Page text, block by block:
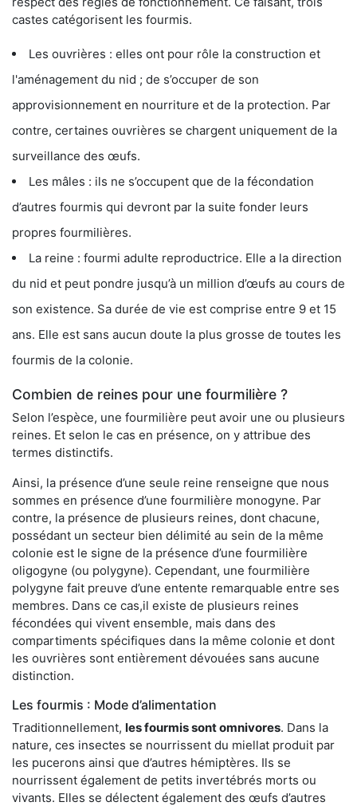
castes catégorisent les fourmis.
Les ouvrières : elles ont pour rôle la construction et
l'aménagement du nid ; de s’occuper de son
approvisionnement en nourriture et de la protection. Par
contre, certaines ouvrières se chargent uniquement de la
surveillance des œufs.
Les mâles : ils ne s’occupent que de la fécondation
d’autres fourmis qui devront par la suite fonder leurs
propres fourmilières.
La reine : fourmi adulte reproductrice. Elle a la direction
du nid et peut pondre jusqu’à un million d’œufs au cours de
son existence. Sa durée de vie est comprise entre 9 et 15
ans. Elle est sans aucun doute la plus grosse de toutes les
fourmis de la colonie.
Combien de reines pour une fourmilière ?
Selon l’espèce, une fourmilière peut avoir une ou plusieurs
reines. Et selon le cas en présence, on y attribue des
termes distinctifs.
Ainsi, la présence d’une seule reine renseigne que nous
sommes en présence d’une fourmilière monogyne. Par
contre, la présence de plusieurs reines, dont chacune,
possédant un secteur bien délimité au sein de la même
colonie est le signe de la présence d’une fourmilière
oligogyne (ou polygyne). Cependant, une fourmilière
polygyne fait preuve d’une entente remarquable entre ses
membres. Dans ce cas,il existe de plusieurs reines
fécondées qui vivent ensemble, mais dans des
compartiments spécifiques dans la même colonie et dont
les ouvrières sont entièrement dévouées sans aucune
distinction.
Les fourmis : Mode d’alimentation
Traditionnellement, les fourmis sont omnivores. Dans la
nature, ces insectes se nourrissent du miellat produit par
les pucerons ainsi que d’autres hémiptères. Ils se
nourrissent également de petits invertébrés morts ou
vivants. Elles se délectent également des œufs d’autres